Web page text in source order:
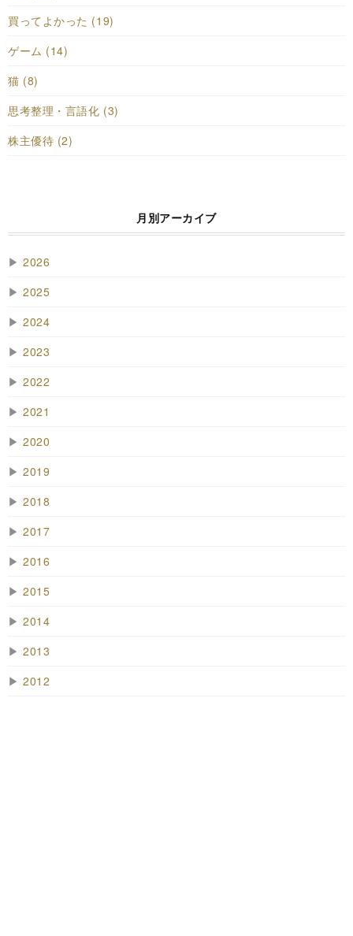
買ってよかった (19)
ゲーム (14)
猫 (8)
思考整理・言語化 (3)
株主優待 (2)
月別アーカイブ
▶ 2026
▶ 2025
▶ 2024
▶ 2023
▶ 2022
▶ 2021
▶ 2020
▶ 2019
▶ 2018
▶ 2017
▶ 2016
▶ 2015
▶ 2014
▶ 2013
▶ 2012